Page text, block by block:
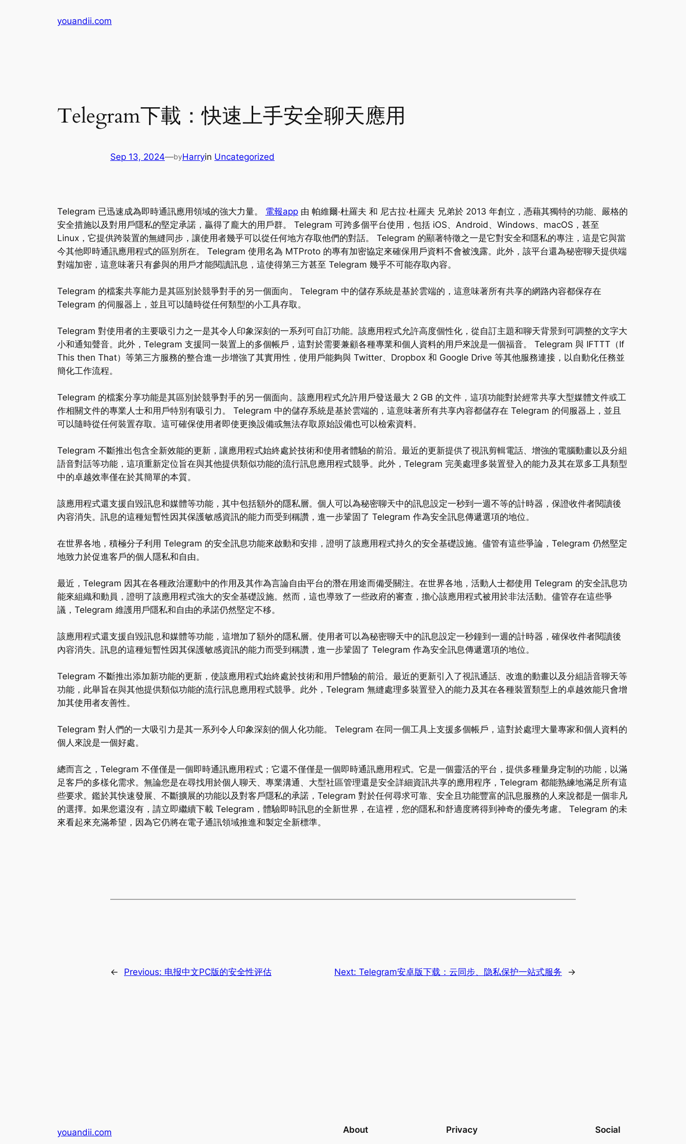
youandii.com
Telegram下載：快速上手安全聊天應用
Sep 13, 2024—byHarryin Uncategorized
Telegram 已迅速成為即時通訊應用領域的強大力量。 電報app 由 帕維爾·杜羅夫 和 尼古拉·杜羅夫 兄弟於 2013 年創立，憑藉其獨特的功能、嚴格的
安全措施以及對用戶隱私的堅定承諾，贏得了龐大的用戶群。 Telegram 可跨多個平台使用，包括 iOS、Android、Windows、macOS，甚至
Linux，它提供跨裝置的無縫同步，讓使用者幾乎可以從任何地方存取他們的對話。 Telegram 的顯著特徵之一是它對安全和隱私的專注，這是它與當
今其他即時通訊應用程式的區別所在。 Telegram 使用名為 MTProto 的專有加密協定來確保用戶資料不會被洩露。此外，該平台還為秘密聊天提供端
對端加密，這意味著只有參與的用戶才能閱讀訊息，這使得第三方甚至 Telegram 幾乎不可能存取內容。
Telegram 的檔案共享能力是其區別於競爭對手的另一個面向。 Telegram 中的儲存系統是基於雲端的，這意味著所有共享的網路內容都保存在
Telegram 的伺服器上，並且可以隨時從任何類型的小工具存取。
Telegram 對使用者的主要吸引力之一是其令人印象深刻的一系列可自訂功能。該應用程式允許高度個性化，從自訂主題和聊天背景到可調整的文字大
小和通知聲音。此外，Telegram 支援同一裝置上的多個帳戶，這對於需要兼顧各種專業和個人資料的用戶來說是一個福音。 Telegram 與 IFTTT（If
This then That）等第三方服務的整合進一步增強了其實用性，使用戶能夠與 Twitter、Dropbox 和 Google Drive 等其他服務連接，以自動化任務並
簡化工作流程。
Telegram 的檔案分享功能是其區別於競爭對手的另一個面向。該應用程式允許用戶發送最大 2 GB 的文件，這項功能對於經常共享大型媒體文件或工
作相關文件的專業人士和用戶特別有吸引力。 Telegram 中的儲存系統是基於雲端的，這意味著所有共享內容都儲存在 Telegram 的伺服器上，並且
可以隨時從任何裝置存取。這可確保使用者即使更換設備或無法存取原始設備也可以檢索資料。
Telegram 不斷推出包含全新效能的更新，讓應用程式始終處於技術和使用者體驗的前沿。最近的更新提供了視訊剪輯電話、增強的電腦動畫以及分組
語音對話等功能，這項重新定位旨在與其他提供類似功能的流行訊息應用程式競爭。此外，Telegram 完美處理多裝置登入的能力及其在眾多工具類型
中的卓越效率僅在於其簡單的本質。
該應用程式還支援自毀訊息和媒體等功能，其中包括額外的隱私層。個人可以為秘密聊天中的訊息設定一秒到一週不等的計時器，保證收件者閱讀後
內容消失。訊息的這種短暫性因其保護敏感資訊的能力而受到稱讚，進一步鞏固了 Telegram 作為安全訊息傳遞選項的地位。
在世界各地，積極分子利用 Telegram 的安全訊息功能來啟動和安排，證明了該應用程式持久的安全基礎設施。儘管有這些爭論，Telegram 仍然堅定
地致力於促進客戶的個人隱私和自由。
最近，Telegram 因其在各種政治運動中的作用及其作為言論自由平台的潛在用途而備受關注。在世界各地，活動人士都使用 Telegram 的安全訊息功
能來組織和動員，證明了該應用程式強大的安全基礎設施。然而，這也導致了一些政府的審查，擔心該應用程式被用於非法活動。儘管存在這些爭
議，Telegram 維護用戶隱私和自由的承諾仍然堅定不移。
該應用程式還支援自毀訊息和媒體等功能，這增加了額外的隱私層。使用者可以為秘密聊天中的訊息設定一秒鐘到一週的計時器，確保收件者閱讀後
內容消失。訊息的這種短暫性因其保護敏感資訊的能力而受到稱讚，進一步鞏固了 Telegram 作為安全訊息傳遞選項的地位。
Telegram 不斷推出添加新功能的更新，使該應用程式始終處於技術和用戶體驗的前沿。最近的更新引入了視訊通話、改進的動畫以及分組語音聊天等
功能，此舉旨在與其他提供類似功能的流行訊息應用程式競爭。此外，Telegram 無縫處理多裝置登入的能力及其在各種裝置類型上的卓越效能只會增
加其使用者友善性。
Telegram 對人們的一大吸引力是其一系列令人印象深刻的個人化功能。 Telegram 在同一個工具上支援多個帳戶，這對於處理大量專家和個人資料的
個人來說是一個好處。
總而言之，Telegram 不僅僅是一個即時通訊應用程式；它還不僅僅是一個即時通訊應用程式。它是一個靈活的平台，提供多種量身定制的功能，以滿
足客戶的多樣化需求。無論您是在尋找用於個人聊天、專業溝通、大型社區管理還是安全詳細資訊共享的應用程序，Telegram 都能熟練地滿足所有這
些要求。鑑於其快速發展、不斷擴展的功能以及對客戶隱私的承諾，Telegram 對於任何尋求可靠、安全且功能豐富的訊息服務的人來說都是一個非凡
的選擇。如果您還沒有，請立即繼續下載 Telegram，體驗即時訊息的全新世界，在這裡，您的隱私和舒適度將得到神奇的優先考慮。 Telegram 的未
來看起來充滿希望，因為它仍將在電子通訊領域推進和製定全新標準。
← Previous: 电报中文PC版的安全性评估 Next: Telegram安卓版下载：云同步、隐私保护一站式服务 →
youandii.com About Privacy Social